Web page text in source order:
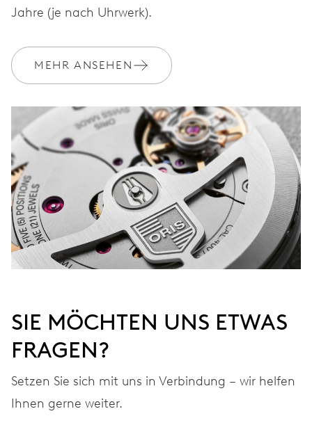
Jahre (je nach Uhrwerk).
MEHR ANSEHEN
SIE MÖCHTEN UNS ETWAS
FRAGEN?
Setzen Sie sich mit uns in Verbindung – wir helfen
Ihnen gerne weiter.